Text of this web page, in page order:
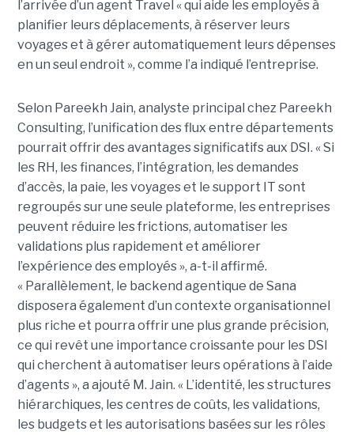
l’arrivée d’un agent Travel « qui aide les employés à
planifier leurs déplacements, à réserver leurs
voyages et à gérer automatiquement leurs dépenses
en un seul endroit », comme l’a indiqué l’entreprise.
Selon Pareekh Jain, analyste principal chez Pareekh
Consulting, l’unification des flux entre départements
pourrait offrir des avantages significatifs aux DSI. « Si
les RH, les finances, l’intégration, les demandes
d’accès, la paie, les voyages et le support IT sont
regroupés sur une seule plateforme, les entreprises
peuvent réduire les frictions, automatiser les
validations plus rapidement et améliorer
l’expérience des employés », a-t-il affirmé.
« Parallèlement, le backend agentique de Sana
disposera également d’un contexte organisationnel
plus riche et pourra offrir une plus grande précision,
ce qui revêt une importance croissante pour les DSI
qui cherchent à automatiser leurs opérations à l’aide
d’agents », a ajouté M. Jain. « L’identité, les structures
hiérarchiques, les centres de coûts, les validations,
les budgets et les autorisations basées sur les rôles